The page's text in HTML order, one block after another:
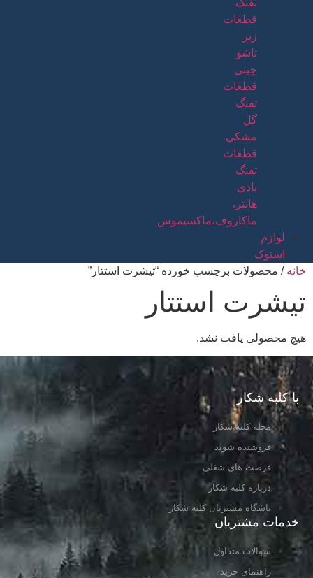
تفنگ
قطعات
زیر
تاشو
چینی
قطعات
تفنگ
گل
مشکی
قطعات
تفنگ
بادی
هانتر،
ماکاروف،ماکسیموس
لوازم
استوک
خانه / محصولات برچسب خورده “تیشرت استتار”
تیشرت استتار
هیچ محصولی یافت نشد.
با کلبه شکار
مجله کلبه شکار
فروشنده شوید
فرصت های شغلی
درباره کلبه شکار
باشگاه مشتریان کلبه شکار
خدمات مشتریان
سوالات متداول
راهنمای خرید